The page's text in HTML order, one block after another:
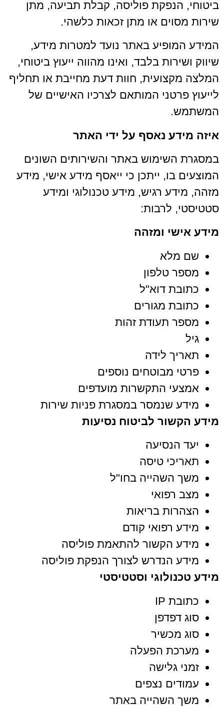
ביטוחי, הנפקת פוליסה, קבלת תביעה, מתן
שירות מסוים או מתן זכאות כלשהי.
המידע המופיע באתר נועד למטרות מידע,
שיווק ושירות בלבד, ואינו מהווה ייעוץ ביטוחי,
המלצה מקצועית, חוות דעת מחייבת או תחליף
לייעוץ פרטני המותאם לצרכיו האישיים של
המשתמש.
איזה מידע נאסף על ידי האתר
במסגרת השימוש באתר והשירותים השונים
המוצעים בו, ייתכן כי ייאסף מידע אישי, מידע
מזהה, מידע רגיש, מידע טכנולוגי ומידע
סטטיסטי, לרבות:
מידע אישי ומזהה
שם מלא
מספר טלפון
כתובת דוא"ל
כתובת מגורים
מספר תעודת זהות
גיל
תאריך לידה
פרטי מבוטחים נוספים
אמצעי התקשרות מועדפים
מידע שנמסר במסגרת פניות שירות
מידע הקשור לביטוח נסיעות
יעד הנסיעה
תאריכי טיסה
משך השהייה בחו"ל
מצב רפואי
הצהרות בריאות
מידע רפואי קודם
מידע הקשור להתאמת פוליסה
מידע הנדרש לצורך הנפקת פוליסה
מידע טכנולוגי וסטטיסטי
כתובת IP
סוג דפדפן
סוג מכשיר
מערכת הפעלה
זמני גלישה
עמודים נצפים
משך השהייה באתר